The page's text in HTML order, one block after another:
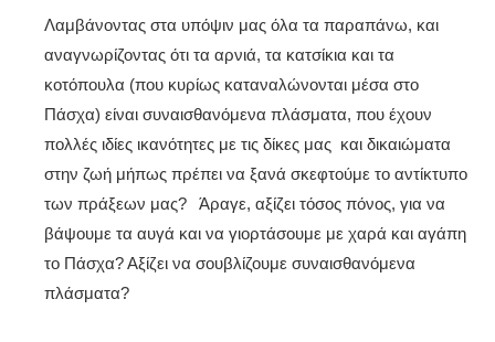
Λαμβάνοντας στα υπόψιν μας όλα τα παραπάνω, και
αναγνωρίζοντας ότι τα αρνιά, τα κατσίκια και τα
κοτόπουλα (που κυρίως καταναλώνονται μέσα στο
Πάσχα) είναι συναισθανόμενα πλάσματα, που έχουν
πολλές ιδίες ικανότητες με τις δίκες μας και δικαιώματα
στην ζωή μήπως πρέπει να ξανά σκεφτούμε το αντίκτυπο
των πράξεων μας? Άραγε, αξίζει τόσος πόνος, για να
βάψουμε τα αυγά και να γιορτάσουμε με χαρά και αγάπη
το Πάσχα? Αξίζει να σουβλίζουμε συναισθανόμενα
πλάσματα?